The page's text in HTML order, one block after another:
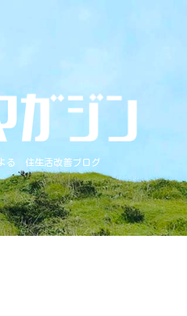
る 住生活改善ブログ